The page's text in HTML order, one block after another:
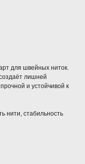
для швейных ниток.
лишней
и устойчивой к
нити, стабильность